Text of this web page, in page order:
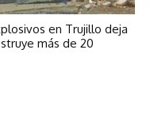
en Trujillo deja
más de 20